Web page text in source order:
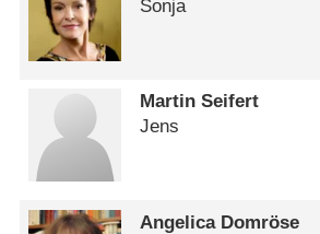
Sonja
Martin Seifert
Jens
Angelica Domröse